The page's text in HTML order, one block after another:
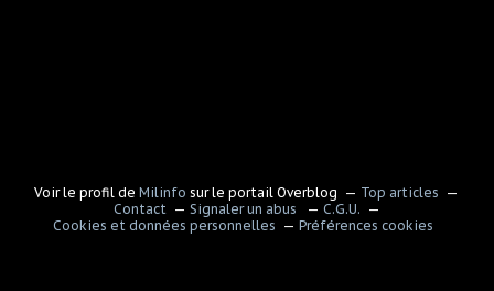
Voir le profil deMilinfo sur le portail Overblog
Top articles
Contact
Signaler un abus
C.G.U.
Cookies et données personnelles
Préférences cookies